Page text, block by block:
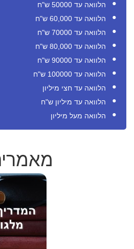
הלוואה עד 50000 ש"ח
הלוואה עד 60,000 ש"ח
הלוואה עד 70000 ש"ח
הלוואה עד 80,000 ש"ח
הלוואה עד 90000 ש"ח
הלוואה עד 100000 ש"ח
הלוואה עד חצי מיליון
הלוואה עד מיליון ש"ח
הלוואה מעל מיליון